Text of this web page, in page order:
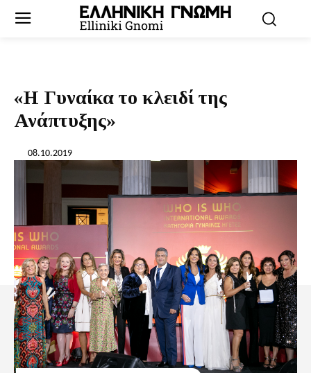
«Η Γυναίκα το κλειδί της
Ανάπτυξης»
08.10.2019